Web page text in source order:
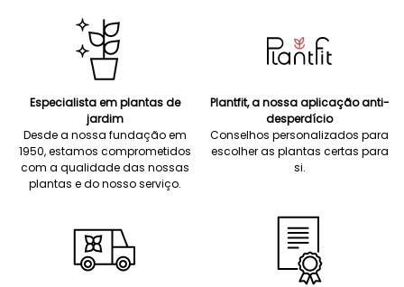
Especialista em plantas de
jardim
Desde a nossa fundação em
1950, estamos comprometidos
com a qualidade das nossas
plantas e do nosso serviço.
Plantfit, a nossa aplicação anti-
desperdício
Conselhos personalizados para
escolher as plantas certas para
si.